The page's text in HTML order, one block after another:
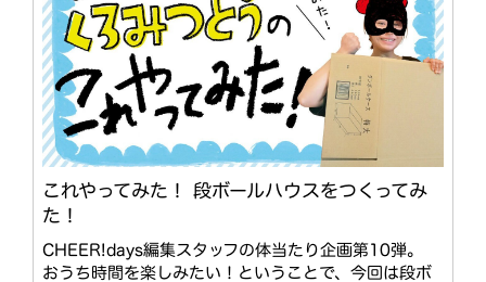
これやってみた！ 段ボールハウスをつくってみ
た！
CHEER!days編集スタッフの体当たり企画第10弾。
おうち時間を楽しみたい！ということで、今回は段ボ